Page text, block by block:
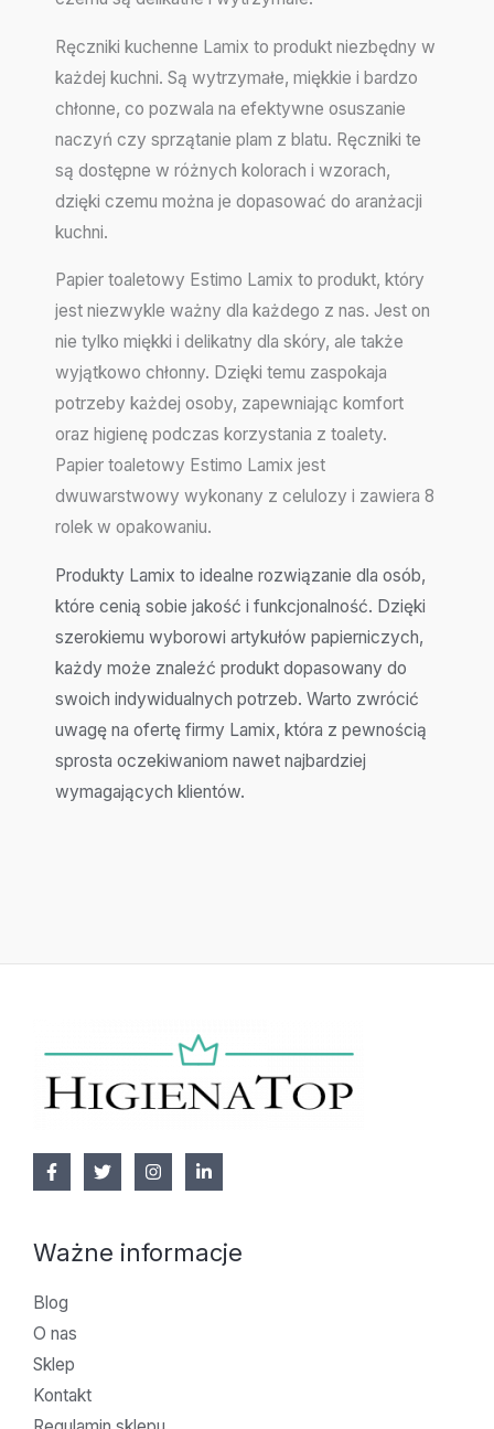
Ręczniki kuchenne Lamix to produkt niezbędny w
każdej kuchni. Są wytrzymałe, miękkie i bardzo
chłonne, co pozwala na efektywne osuszanie
naczyń czy sprzątanie plam z blatu. Ręczniki te
są dostępne w różnych kolorach i wzorach,
dzięki czemu można je dopasować do aranżacji
kuchni.
Papier toaletowy Estimo Lamix to produkt, który
jest niezwykle ważny dla każdego z nas. Jest on
nie tylko miękki i delikatny dla skóry, ale także
wyjątkowo chłonny. Dzięki temu zaspokaja
potrzeby każdej osoby, zapewniając komfort
oraz higienę podczas korzystania z toalety.
Papier toaletowy Estimo Lamix jest
dwuwarstwowy wykonany z celulozy i zawiera 8
rolek w opakowaniu.
Produkty Lamix to idealne rozwiązanie dla osób,
które cenią sobie jakość i funkcjonalność. Dzięki
szerokiemu wyborowi artykułów papierniczych,
każdy może znaleźć produkt dopasowany do
swoich indywidualnych potrzeb. Warto zwrócić
uwagę na ofertę firmy Lamix, która z pewnością
sprosta oczekiwaniom nawet najbardziej
wymagających klientów.
Ważne informacje
Blog
O nas
Sklep
Kontakt